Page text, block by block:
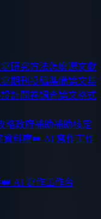
研究方法怎麼選文獻
期刊投稿準備論文基
計問卷調查論文格式
略政府補助補助核定
資料庫👑 AI 寫作工作
👑 AI 寫作工作台